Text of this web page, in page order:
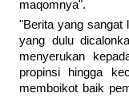
maqomnya".
"Berita yang sangat
yang dulu
menyerukan
propinsi hingga
memboikot baik